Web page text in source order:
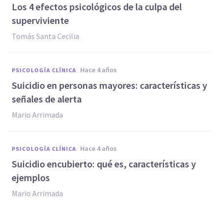
Los 4 efectos psicológicos de la culpa del
superviviente
Tomás Santa Cecilia
PSICOLOGÍA CLÍNICA hace 4 años
Suicidio en personas mayores: características y
señales de alerta
Mario Arrimada
PSICOLOGÍA CLÍNICA hace 4 años
Suicidio encubierto: qué es, características y
ejemplos
Mario Arrimada